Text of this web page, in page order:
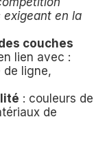
exigeant en la
couches
lien avec :
de ligne,
: couleurs de
de